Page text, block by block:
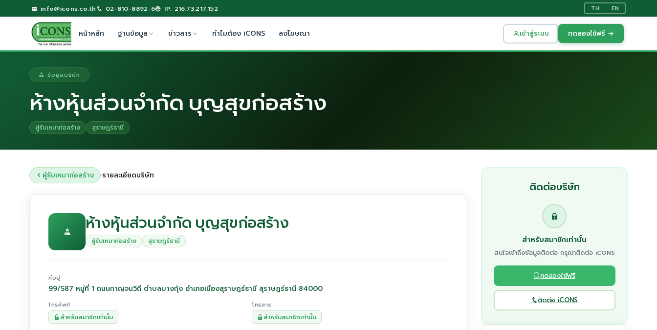
info@icons.co.th 02-810-8892-6 IP: 216.73.217.152 TH EN
หน้าหลัก ฐานข้อมูล ข่าวสาร ทำไมต้อง iCONS ลงโฆษณา เข้าสู่ระบบ ทดลองใช้ฟรี →
ข้อมูลบริษัท
ห้างหุ้นส่วนจำกัด บุญสุขก่อสร้าง
ผู้รับเหมาก่อสร้าง สุราษฎร์ธานี
ผู้รับเหมาก่อสร้าง ›รายละเอียดบริษัท
ห้างหุ้นส่วนจำกัด บุญสุขก่อสร้าง
ผู้รับเหมาก่อสร้าง สุราษฎร์ธานี
ที่อยู่
99/587 หมู่ที่ 1 ถนนกาญจนวิถี ตำบลบางกุ้ง อำเภอเมืองสุราษฎร์ธานี สุราษฎร์ธานี 84000
โทรศัพท์
สำหรับสมาชิกเท่านั้น
โทรสาร
สำหรับสมาชิกเท่านั้น
ติดต่อบริษัท
สำหรับสมาชิกเท่านั้น
สนใจเข้าถึงข้อมูลติดต่อ กรุณาติดต่อ iCONS
ทดลองใช้ฟรี
ติดต่อ iCONS